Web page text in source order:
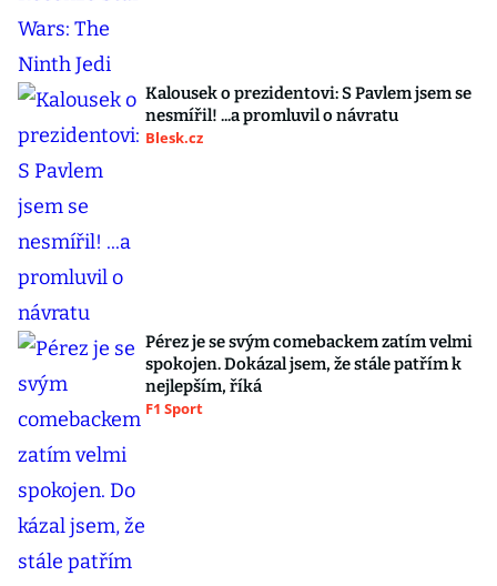
Kalousek o prezidentovi: S Pavlem jsem se
nesmířil! ...a promluvil o návratu
Blesk.cz
Pérez je se svým comebackem zatím velmi
spokojen. Dokázal jsem, že stále patřím k
nejlepším, říká
F1 Sport